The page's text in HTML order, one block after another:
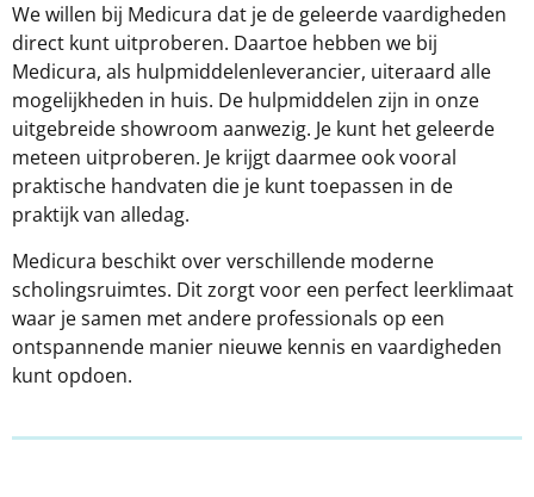
We willen bij Medicura dat je de geleerde vaardigheden
direct kunt uitproberen. Daartoe hebben we bij
Medicura, als hulpmiddelenleverancier, uiteraard alle
mogelijkheden in huis. De hulpmiddelen zijn in onze
uitgebreide showroom aanwezig. Je kunt het geleerde
meteen uitproberen. Je krijgt daarmee ook vooral
praktische handvaten die je kunt toepassen in de
praktijk van alledag.
Medicura beschikt over verschillende moderne
scholingsruimtes. Dit zorgt voor een perfect leerklimaat
waar je samen met andere professionals op een
ontspannende manier nieuwe kennis en vaardigheden
kunt opdoen.